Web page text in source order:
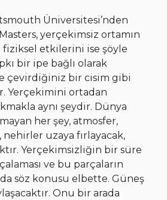
Üniversitesi’nden
yerçekimsiz ortamın
etkilerini ise şöyle
bir ipe bağlı olarak
çevirdiğiniz bir cisim gibi
Yerçekimini ortadan
aynı şeydir. Dünya
her şey, atmosfer,
uzaya fırlayacak,
Yerçekimsizliğin bir süre
ve bu parçaların
da söz konusu elbette. Güneş
Onu bir arada